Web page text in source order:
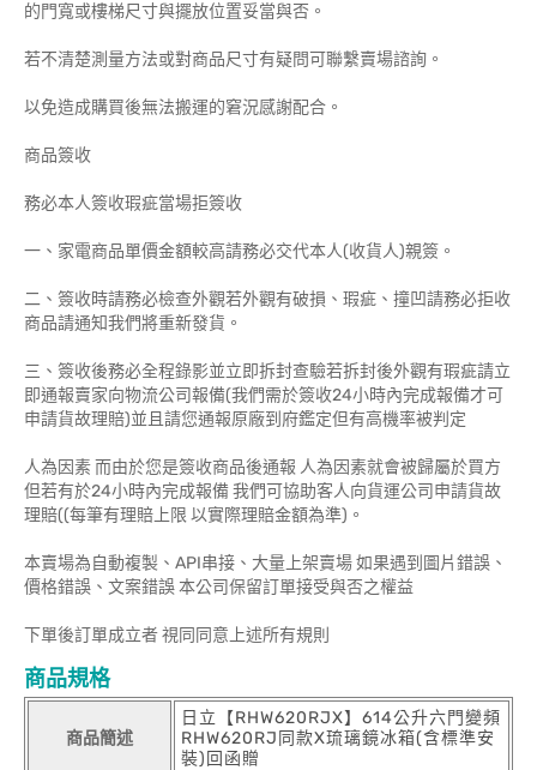
的門寬或樓梯尺寸與擺放位置妥當與否。
若不清楚測量方法或對商品尺寸有疑問可聯繫賣場諮詢。
以免造成購買後無法搬運的窘況感謝配合。
商品簽收
務必本人簽收瑕疵當場拒簽收
一、家電商品單價金額較高請務必交代本人(收貨人)親簽。
二、簽收時請務必檢查外觀若外觀有破損、瑕疵、撞凹請務必拒收
商品請通知我們將重新發貨。
三、簽收後務必全程錄影並立即拆封查驗若拆封後外觀有瑕疵請立
即通報賣家向物流公司報備(我們需於簽收24小時內完成報備才可
申請貨故理賠)並且請您通報原廠到府鑑定但有高機率被判定
人為因素 而由於您是簽收商品後通報 人為因素就會被歸屬於買方
但若有於24小時內完成報備 我們可協助客人向貨運公司申請貨故
理賠((每筆有理賠上限 以實際理賠金額為準)。
本賣場為自動複製、API串接、大量上架賣場 如果遇到圖片錯誤、
價格錯誤、文案錯誤 本公司保留訂單接受與否之權益
下單後訂單成立者 視同同意上述所有規則
商品規格
商品簡述
日立【RHW620RJX】614公升六門變頻
RHW620RJ同款X琉璃鏡冰箱(含標準安
裝)回函贈